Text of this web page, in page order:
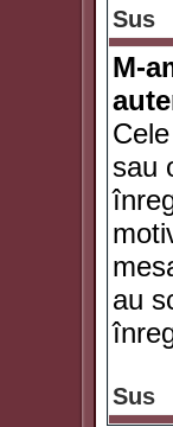
Sus
M-
sau
au
Sus